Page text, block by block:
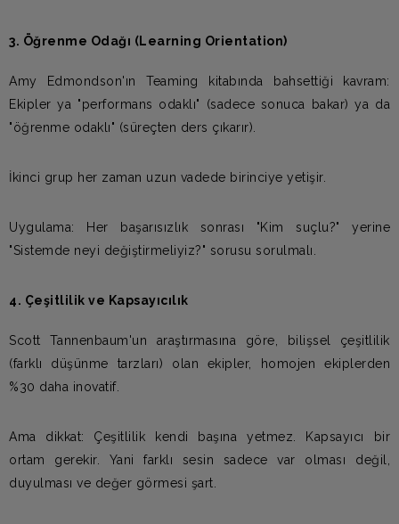
3. Öğrenme Odağı (Learning Orientation)
Amy Edmondson'ın Teaming kitabında bahsettiği kavram:
Ekipler ya "performans odaklı" (sadece sonuca bakar) ya da
"öğrenme odaklı" (süreçten ders çıkarır).
İkinci grup her zaman uzun vadede birinciye yetişir.
Uygulama: Her başarısızlık sonrası "Kim suçlu?" yerine
"Sistemde neyi değiştirmeliyiz?" sorusu sorulmalı.
4. Çeşitlilik ve Kapsayıcılık
Scott Tannenbaum'un araştırmasına göre, bilişsel çeşitlilik
(farklı düşünme tarzları) olan ekipler, homojen ekiplerden
%30 daha inovatif.
Ama dikkat: Çeşitlilik kendi başına yetmez. Kapsayıcı bir
ortam gerekir. Yani farklı sesin sadece var olması değil,
duyulması ve değer görmesi şart.